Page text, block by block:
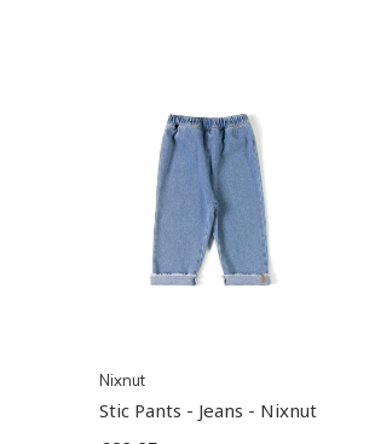
Nixnut
Stic Pants - Jeans - Nixnut